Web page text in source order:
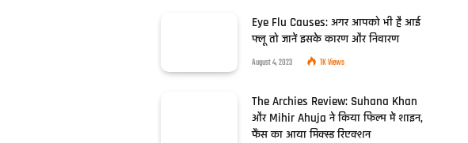
Eye Flu Causes: अगर आपको भी है आई
फ्लू तो जानें इसके कारण और निवारण
August 4, 2023 1KViews
The Archies Review: Suhana Khan
और Mihir Ahuja ने किया फिल्म में शाइन,
फैंस का आया मिक्स्ड रिएक्शन